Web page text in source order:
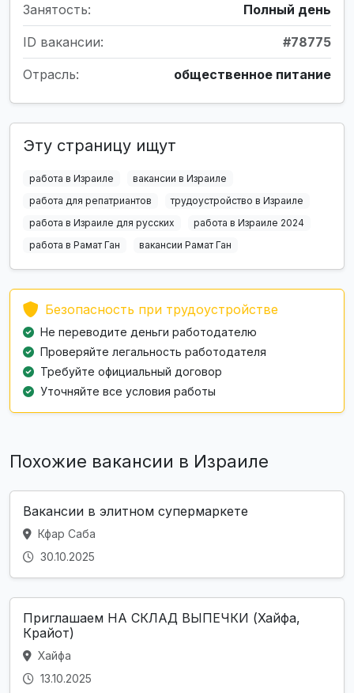
Занятость: Полный день
ID вакансии: #78775
Отрасль: общественное питание
Эту страницу ищут
работа в Израиле
вакансии в Израиле
работа для репатриантов
трудоустройство в Израиле
работа в Израиле для русских
работа в Израиле 2024
работа в Рамат Ган
вакансии Рамат Ган
Безопасность при трудоустройстве
Не переводите деньги работодателю
Проверяйте легальность работодателя
Требуйте официальный договор
Уточняйте все условия работы
Похожие вакансии в Израиле
Вакансии в элитном супермаркете
Кфар Саба
30.10.2025
Приглашаем НА СКЛАД ВЫПЕЧКИ (Хайфа,
Крайот)
Хайфа
13.10.2025